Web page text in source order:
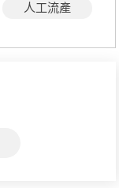
人工流產